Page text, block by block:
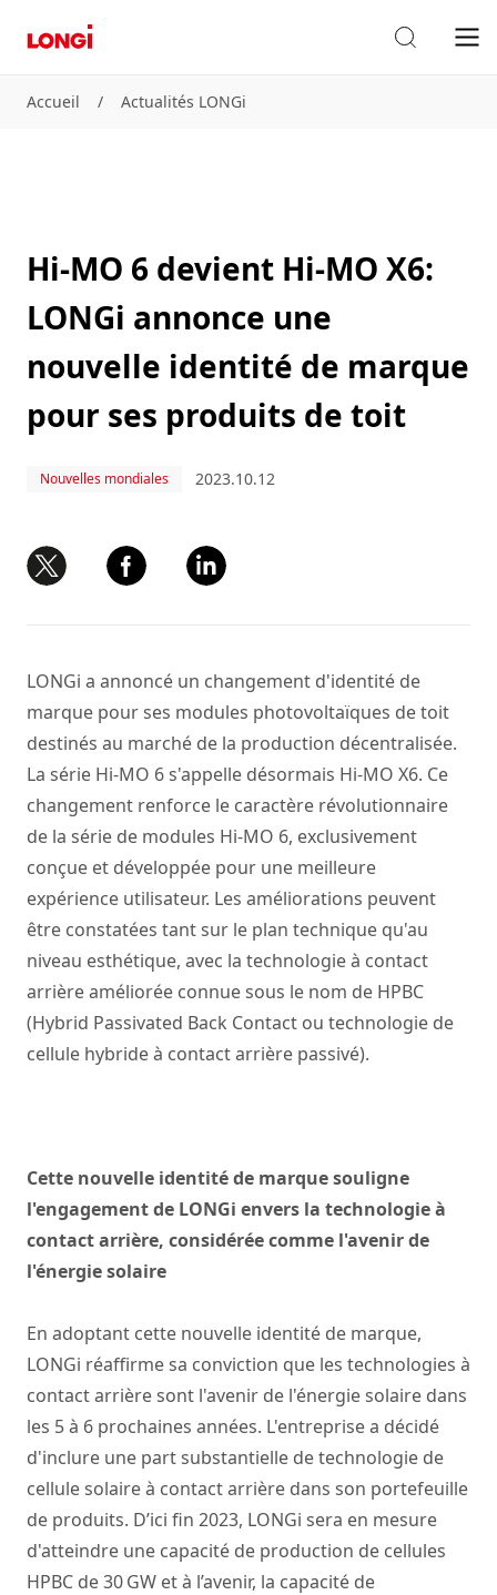
Accueil / Actualités LONGi
Hi-MO 6 devient Hi-MO X6:
LONGi annonce une
nouvelle identité de marque
pour ses produits de toit
Nouvelles mondiales 2023.10.12
LONGi a annoncé un changement d'identité de
marque pour ses modules photovoltaïques de toit
destinés au marché de la production décentralisée.
La série Hi-MO 6 s'appelle désormais Hi-MO X6. Ce
changement renforce le caractère révolutionnaire
de la série de modules Hi-MO 6, exclusivement
conçue et développée pour une meilleure
expérience utilisateur. Les améliorations peuvent
être constatées tant sur le plan technique qu'au
niveau esthétique, avec la technologie à contact
arrière améliorée connue sous le nom de HPBC
(Hybrid Passivated Back Contact ou technologie de
cellule hybride à contact arrière passivé).
Cette nouvelle identité de marque souligne
l'engagement de LONGi envers la technologie à
contact arrière, considérée comme l'avenir de
l'énergie solaire
En adoptant cette nouvelle identité de marque,
LONGi réaffirme sa conviction que les technologies à
contact arrière sont l'avenir de l'énergie solaire dans
les 5 à 6 prochaines années. L'entreprise a décidé
d'inclure une part substantielle de technologie de
cellule solaire à contact arrière dans son portefeuille
de produits. D’ici fin 2023, LONGi sera en mesure
d'atteindre une capacité de production de cellules
HPBC de 30 GW et à l’avenir, la capacité de